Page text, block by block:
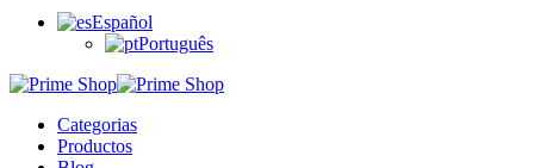
Español
Português
Categorias
Productos